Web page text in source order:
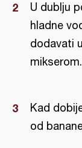
U dublju
hladne
dodavati
mikserom.
Kad
od